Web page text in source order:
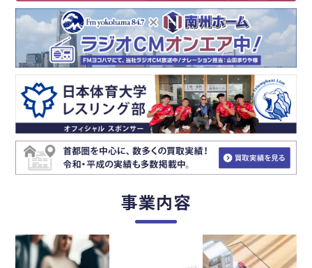
事業内容